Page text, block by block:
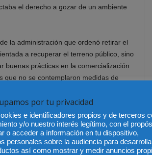
el derecho a gozar de un ambiente
la administración que ordenó retirar el
a recuperar el terreno público, sino
buenas prácticas en la comercialización
que no se contemplaron medidas de
el principio de la confianza
caney de forma discontinua, había lugar
materiales y, en consecuencia,
con su actividad económica, máxime
por tu privacidad
e identificadores propios y de terceros
y/o nuestro interés legítimo, con el
o acceder a información en tu dispositivo,
personales sobre la audiencia para
así como mostrar y medir anuncios